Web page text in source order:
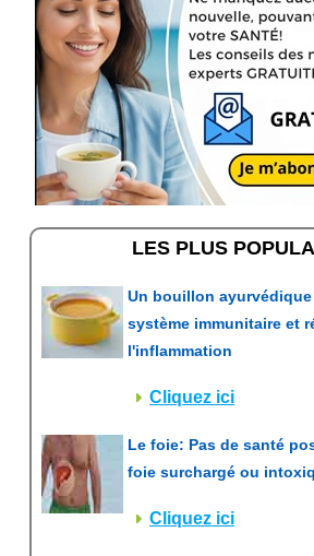
LES PLUS
Un bouillon
système immunitaire et
l'inflammation
Cliquez ici
Le foie: Pas de santé
foie surchargé ou
Cliquez ici